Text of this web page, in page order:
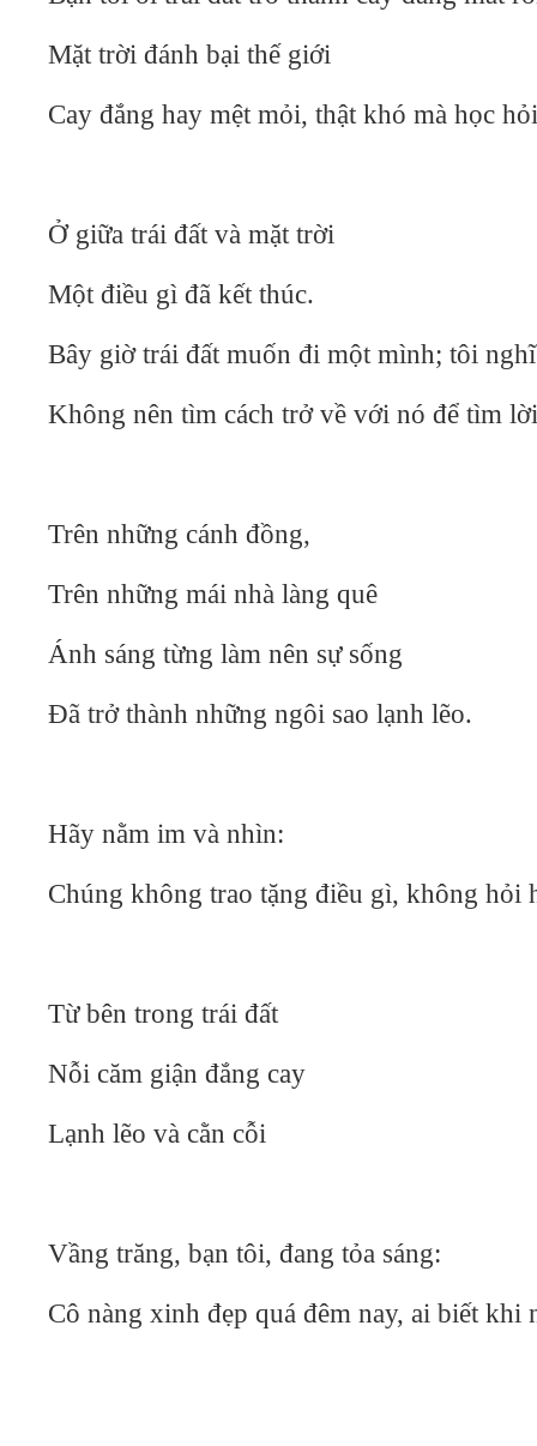
Mặt trời đánh bại thế giới
Cay đắng hay mệt mỏi, thật khó mà học
Ở giữa trái đất và mặt trời
Một điều gì đã kết thúc.
Bây giờ trái đất muốn đi một mình; tôi
Không nên tìm cách trở về với nó để tìm
Trên những cánh đồng,
Trên những mái nhà làng quê
Ánh sáng từng làm nên sự sống
Đã trở thành những ngôi sao lạnh lẽo.
Hãy nằm im và nhìn:
Chúng không trao tặng điều gì, không hỏi
Từ bên trong trái đất
Nỗi căm giận đắng cay
Lạnh lẽo và cằn cỗi
Vầng trăng, bạn tôi, đang tỏa sáng:
Cô nàng xinh đẹp quá đêm nay, ai biết khi